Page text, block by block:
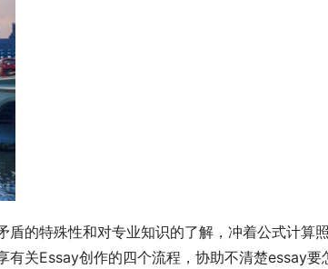
的特殊性和对专业知识的了解，冲着公式计算
有关Essay创作的四个流程，协助不清楚essay要